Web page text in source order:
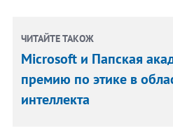
ЧИТАЙТЕ ТАКОЖ
Microsoft и Папская
премию по этике в
интеллекта